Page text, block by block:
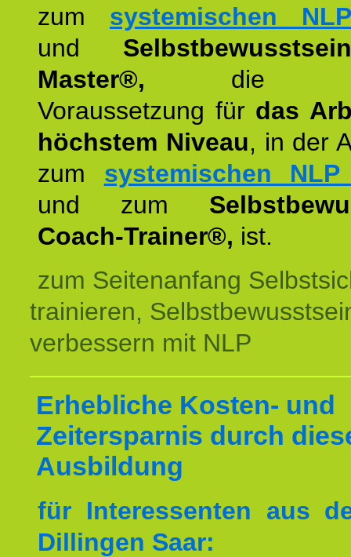
zum systemischen
und
Master®, die
Voraussetzung für das
höchstem Niveau, in der
zum systemischen
und zum
Coach-Trainer®, ist.
zum Seitenanfang
trainieren,
verbessern mit NLP
Erhebliche Kosten- und
Zeitersparnis durch
Ausbildung
für Interessenten aus
Dillingen Saar: